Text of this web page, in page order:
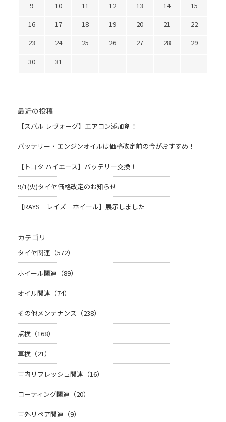
9
10 11 12 13 14
15
16
17 18 19 20 21
22
23
24 25 26 27 28
29
30
31
最近の投稿
【スバル レヴォーグ】エアコン添加剤！
バッテリー・エンジンオイルは価格改定前の今がおすすめ！
【トヨタ ハイエース】バッテリー交換！
9/1(火)タイヤ価格改定のお知らせ
【RAYS レイズ ホイール】展示しました
カテゴリ
タイヤ関連（572）
ホイール関連（89）
オイル関連（74）
その他メンテナンス（238）
点検（168）
車検（21）
車内リフレッシュ関連（16）
コーティング関連（20）
車外リペア関連（9）